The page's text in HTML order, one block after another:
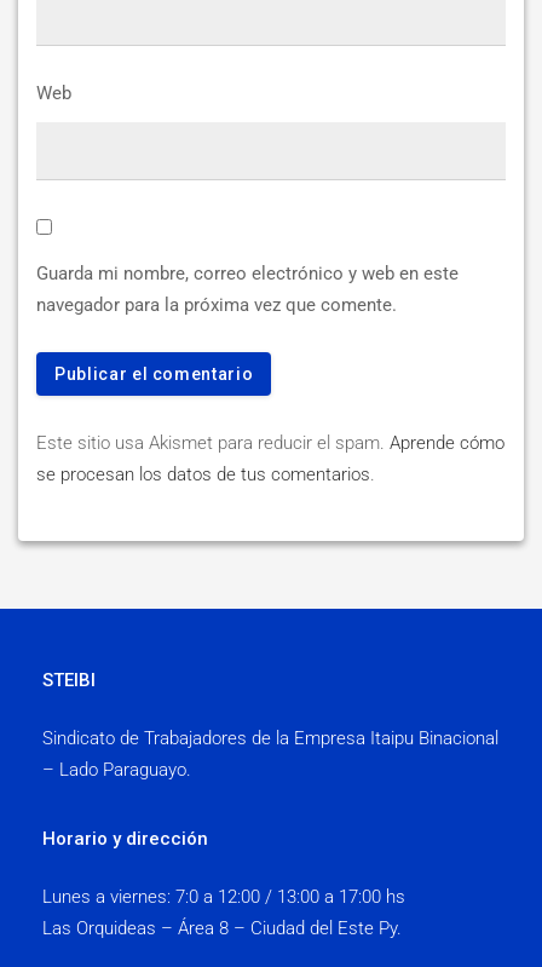
Web
Guarda mi nombre, correo electrónico y web en este
navegador para la próxima vez que comente.
Este sitio usa Akismet para reducir el spam. Aprende cómo
se procesan los datos de tus comentarios.
STEIBI
Sindicato de Trabajadores de la Empresa Itaipu Binacional
– Lado Paraguayo.
Horario y dirección
Lunes a viernes: 7:0 a 12:00 / 13:00 a 17:00 hs
Las Orquideas – Área 8 – Ciudad del Este Py.